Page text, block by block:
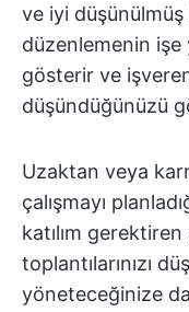
ve iyi
düzenlemenin işe
gösterir ve
düşündüğünüzü
Uzaktan veya
çalışmayı
katılım
toplantılarınızı
yöneteceğinize